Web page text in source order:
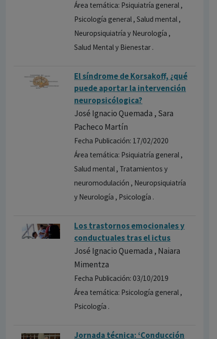
Área temática: Psiquiatría general ,
Psicología general , Salud mental ,
Neuropsiquiatría y Neurología ,
Salud Mental y Bienestar .
El síndrome de Korsakoff, ¿qué
puede aportar la intervención
neuropsicólogica?
José Ignacio Quemada , Sara
Pacheco Martín
Fecha Publicación: 17/02/2020
Área temática: Psiquiatría general ,
Salud mental , Tratamientos y
neuromodulación , Neuropsiquiatría
y Neurología , Psicología .
Los trastornos emocionales y
conductuales tras el ictus
José Ignacio Quemada , Naiara
Mimentza
Fecha Publicación: 03/10/2019
Área temática: Psicología general ,
Psicología .
Jornada técnica: ‘Conducción